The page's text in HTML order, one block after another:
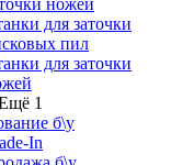
ножей
для заточки
пил
для заточки
1
б\у
In